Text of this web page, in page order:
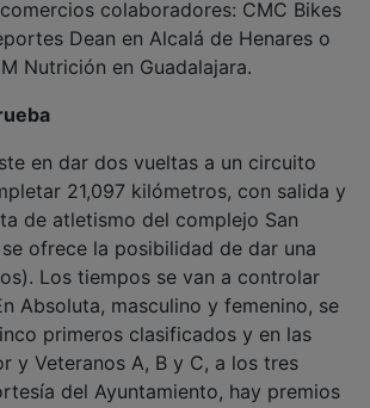
Dean en Alcalá de Henares o
Nutrición en Guadalajara.
21,097 kilómetros, con salida y
de atletismo del complejo San
ofrece la posibilidad de dar una
Los tiempos se van a controlar
Absoluta, masculino y femenino, se
primeros clasificados y en las
y Veteranos A, B y C, a los tres
del Ayuntamiento, hay premios
rápidos en categoría Local,